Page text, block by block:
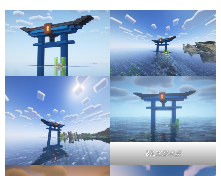
BSL光影水反